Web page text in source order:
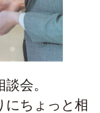
会。
にちょっと相